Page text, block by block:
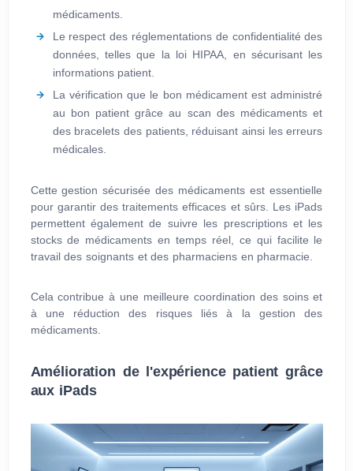
médicaments.
Le respect des réglementations de confidentialité des
données, telles que la loi HIPAA, en sécurisant les
informations patient.
La vérification que le bon médicament est administré
au bon patient grâce au scan des médicaments et
des bracelets des patients, réduisant ainsi les erreurs
médicales.
Cette gestion sécurisée des médicaments est essentielle
pour garantir des traitements efficaces et sûrs. Les iPads
permettent également de suivre les prescriptions et les
stocks de médicaments en temps réel, ce qui facilite le
travail des soignants et des pharmaciens en pharmacie.
Cela contribue à une meilleure coordination des soins et
à une réduction des risques liés à la gestion des
médicaments.
Amélioration de l'expérience patient grâce
aux iPads